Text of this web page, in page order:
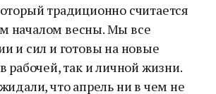
традиционно считается
началом весны. Мы все
и сил и готовы на новые
рабочей, так и личной жизни.
что апрель ни в чем не